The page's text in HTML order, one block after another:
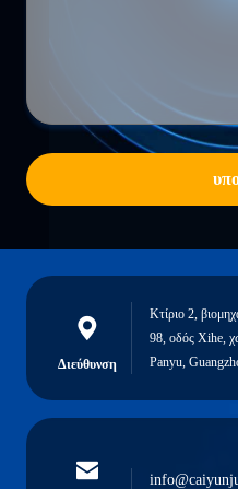
Διεύθυνση
Κτίριο 2,
98, οδός Xihe,
Panyu,